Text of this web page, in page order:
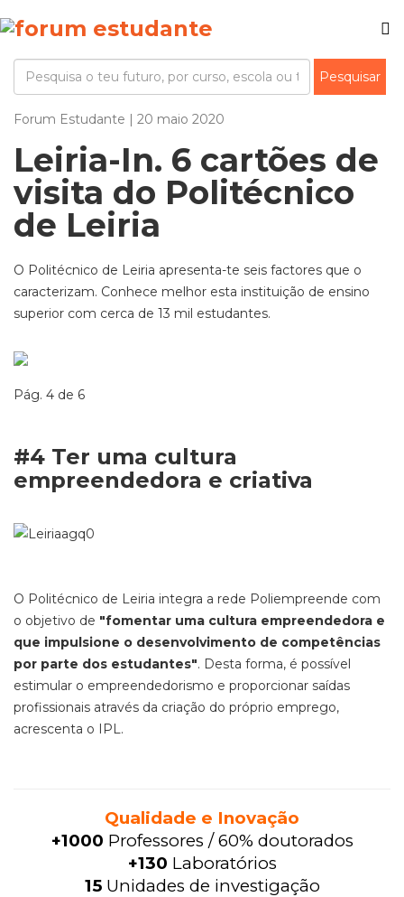
Forum Estudante | 20 maio 2020
Leiria-In. 6 cartões de
visita do Politécnico
de Leiria
O Politécnico de Leiria apresenta-te seis factores que o
caracterizam. Conhece melhor esta instituição de ensino
superior com cerca de 13 mil estudantes.
Pág. 4 de 6
#4 Ter uma cultura
empreendedora e criativa
O Politécnico de Leiria integra a rede Poliempreende com
o objetivo de "fomentar uma cultura empreendedora e
que impulsione o desenvolvimento de competências
por parte dos estudantes". Desta forma, é possível
estimular o empreendedorismo e proporcionar saídas
profissionais através da criação do próprio emprego,
acrescenta o IPL.
Qualidade e Inovação
+1000 Professores / 60% doutorados
+130 Laboratórios
15Unidades de investigação